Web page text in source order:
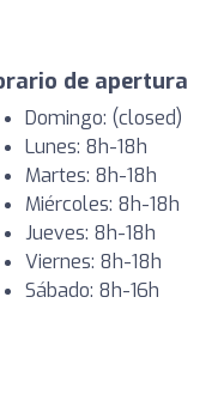
de apertura
Domingo: (closed)
Lunes: 8h-18h
Martes: 8h-18h
Miércoles: 8h-18h
Jueves: 8h-18h
Viernes: 8h-18h
Sábado: 8h-16h